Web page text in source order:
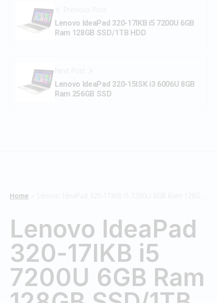
Previous Post
Lenovo IdeaPad 320-17IKB i5 7200U 6GB
Ram 128GB SSD/1TB HDD
Next Post
Lenovo IdeaPad 320-15ISK i3 6006U 8GB
Ram 256GB SSD
Home Lenovo IdeaPad 320-17IKB i5 7200U 6GB Ram 128GB SSD/1TB HDD
Lenovo IdeaPad
320-17IKB i5
7200U 6GB Ram